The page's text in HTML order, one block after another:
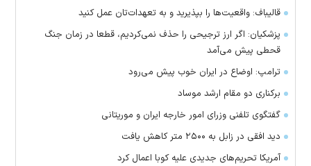
قالیباف: واقعیت‌ها را بپذیرید و به تعهدات‌تان عمل کنید
پزشکیان: اگر ارز ترجیحی را حذف نمی‌کردیم، قطعا در زمان جنگ
قحطی پیش می‌آمد
ترامپ: اوضاع در ایران خوب پیش می‌رود
برکناری دو مقام ارشد موساد
گفتگوی تلفنی وزرای امور خارجه ایران و موریتانی
دید افقی در زابل به ۲۵۰۰ متر کاهش یافت
آمریکا تحریم‌های جدیدی علیه کوبا اعمال کرد